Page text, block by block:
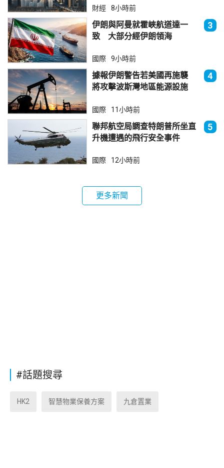
財經 8小時前
伊朗與阿曼就霍峽航道達一
致 大部分經伊朗領海
3
國際 9小時前
據報伊朗警告若美國再施襲
將攻擊波斯灣地區能源設施
4
國際 11小時前
聯邦航空局調查特朗普所坐直
升機遭遇的飛行安全事件
5
國際 12小時前
更多新聞
#話題搜尋
HK2 智慧物業保養方案 九倉置業